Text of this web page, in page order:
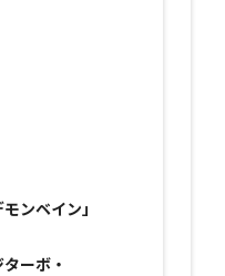
ンベイン」
ーボ・